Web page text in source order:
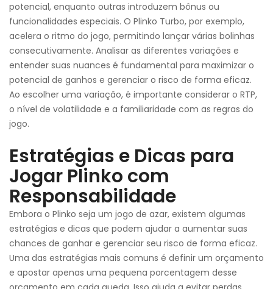
potencial, enquanto outras introduzem bônus ou
funcionalidades especiais. O Plinko Turbo, por exemplo,
acelera o ritmo do jogo, permitindo lançar várias bolinhas
consecutivamente. Analisar as diferentes variações e
entender suas nuances é fundamental para maximizar o
potencial de ganhos e gerenciar o risco de forma eficaz.
Ao escolher uma variação, é importante considerar o RTP,
o nível de volatilidade e a familiaridade com as regras do
jogo.
Estratégias e Dicas para
Jogar Plinko com
Responsabilidade
Embora o Plinko seja um jogo de azar, existem algumas
estratégias e dicas que podem ajudar a aumentar suas
chances de ganhar e gerenciar seu risco de forma eficaz.
Uma das estratégias mais comuns é definir um orçamento
e apostar apenas uma pequena porcentagem desse